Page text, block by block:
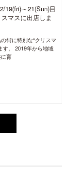
19(fri)～21(Sun)目
マスに出店しま
街に特別な“クリスマ
す。 2019年から地域
育